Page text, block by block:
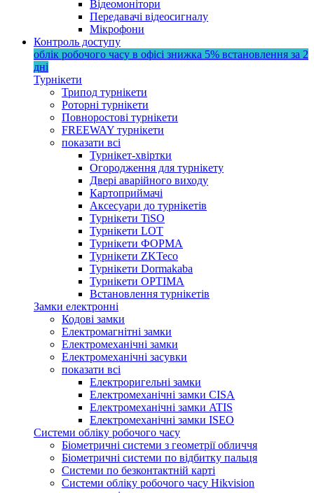
Відеомонітори
Передавачі відеосигналу
Мікрофони
Контроль доступу
облік робочого часу в офісі знижка 5% встановлення за 2
дні
Турнікети
Трипод турнікети
Роторні турнікети
Повноростові турнікети
FREEWAY турнікети
показати всі
Турнікет-хвіртки
Огородження для турнікету
Двері аварійного виходу
Картоприймачі
Аксесуари до турнікетів
Турнікети TiSO
Турнікети LOT
Турнікети ФОРМА
Турнікети ZKTeco
Турнікети Dormakaba
Турнікети OPTIMA
Встановлення турнікетів
Замки електронні
Кодові замки
Електромагнітні замки
Електромеханічні замки
Електромеханічні засувки
показати всі
Електроригельні замки
Електромеханічні замки CISA
Електромеханічні замки ATIS
Електромеханічні замки ISEO
Системи обліку робочого часу
Біометричні системи з геометрії обличчя
Біометричні системи по відбитку пальця
Системи по безконтактній карті
Системи обліку робочого часу Hikvision